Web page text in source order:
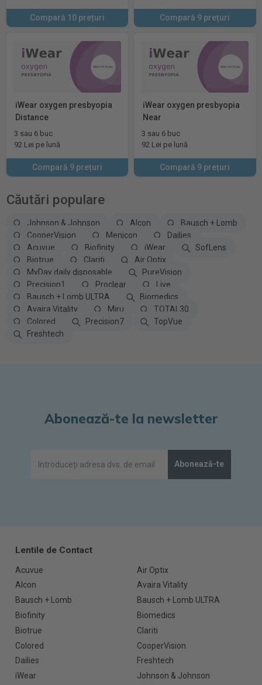
Compară 10 prețuri Compară 9 prețuri
iWear oxygen presbyopia
Distance
3 sau 6 buc
92 Lei pe lună
Compară 9 prețuri
iWear oxygen presbyopia
Near
3 sau 6 buc
92 Lei pe lună
Compară 9 prețuri
Căutări populare
Johnson & Johnson Alcon
Bausch + Lomb
CooperVision
Menicon
Dailies
Acuvue
Biofinity iWear
SofLens
Biotrue
Clariti
Air Optix
MyDay daily disposable
PureVision
Precision1
Proclear
Live
Bausch + Lomb ULTRA
Biomedics
Avaira Vitality
Miru
TOTAL30
Colored
Precision7
TopVue
Freshtech
Abonează-te la newsletter
Abonează-te
Lentile de Contact
Acuvue
Air Optix
Alcon
Avaira Vitality
Bausch + Lomb
Bausch + Lomb ULTRA
Biofinity
Biomedics
Biotrue
Clariti
Colored
CooperVision
Dailies
Freshtech
iWear
Johnson & Johnson